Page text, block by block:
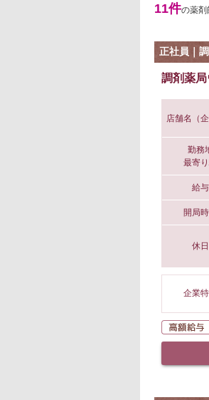
11件の薬剤
正社員｜
調剤薬
店舗名（企
勤務
最寄
給与
開局
休日
企業